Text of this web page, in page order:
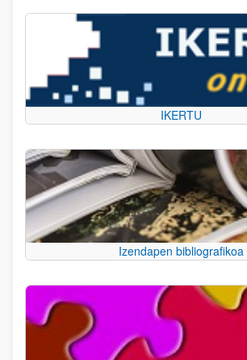
IKERTU
Izendapen bibliografikoa